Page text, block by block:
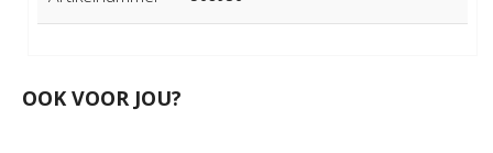
OOK VOOR JOU?